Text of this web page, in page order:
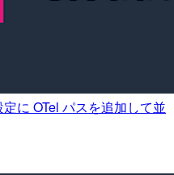
に OTel パスを追加して並